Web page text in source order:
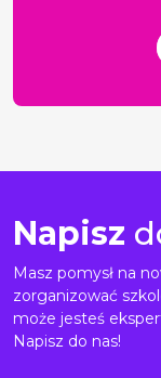
Napisz
Masz pomysł na
zorganizować
może jesteś
Napisz do nas!